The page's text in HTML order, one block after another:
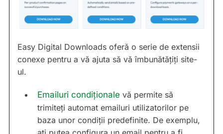
Easy Digital Downloads oferă o serie de extensii
conexe pentru a vă ajuta să vă îmbunătățiți site-
ul.
Emailuri condiționale vă permite să
trimiteți automat emailuri utilizatorilor pe
baza unor condiții predefinite. De exemplu,